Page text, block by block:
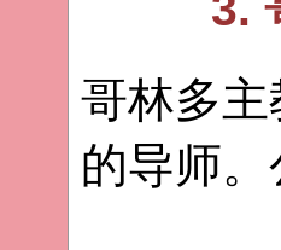
哥林多
的导师